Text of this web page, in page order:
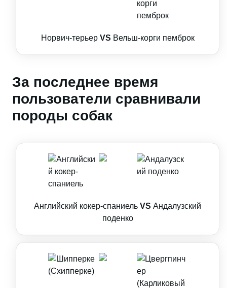
Норвич-терьер VS Вельш-корги пемброк
За последнее время
пользователи сравнивали
породы собак
Английский кокер-спаниель VS Андалузский
поденко